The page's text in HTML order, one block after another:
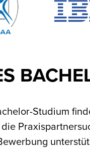
Studium